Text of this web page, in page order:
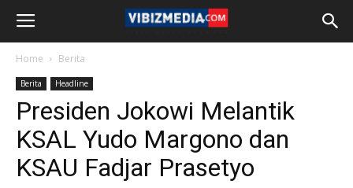
Home Berita
Berita Headline
Presiden Jokowi Melantik
KSAL Yudo Margono dan
KSAU Fadjar Prasetyo